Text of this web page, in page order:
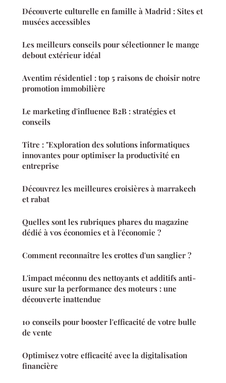
Découverte culturelle en famille à Madrid : Sites et
musées accessibles
Les meilleurs conseils pour sélectionner le mange
debout extérieur idéal
Aventim résidentiel : top 5 raisons de choisir notre
promotion immobilière
Le marketing d'influence B2B : stratégies et
conseils
Titre : "Exploration des solutions informatiques
innovantes pour optimiser la productivité en
entreprise
Découvrez les meilleures croisières à marrakech
et rabat
Quelles sont les rubriques phares du magazine
dédié à vos économies et à l'économie ?
Comment reconnaître les crottes d'un sanglier ?
L'impact méconnu des nettoyants et additifs anti-
usure sur la performance des moteurs : une
découverte inattendue
10 conseils pour booster l'efficacité de votre bulle
de vente
Optimisez votre efficacité avec la digitalisation
financière